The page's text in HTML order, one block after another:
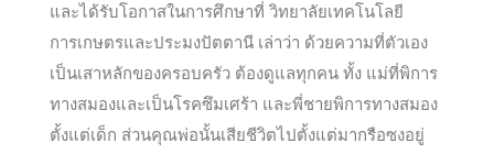
และได้รับโอกาสในการศึกษาที่ วิทยาลัยเทคโนโลยี
การเกษตรและประมงปัตตานี เล่าว่า ด้วยความที่ตัวเอง
เป็นเสาหลักของครอบครัว ต้องดูแลทุกคน ทั้ง แม่ที่พิการ
ทางสมองและเป็นโรคซึมเศร้า และพี่ชายพิการทางสมอง
ตั้งแต่เด็ก ส่วนคุณพ่อนั้นเสียชีวิตไปตั้งแต่มากรือซงอยู่